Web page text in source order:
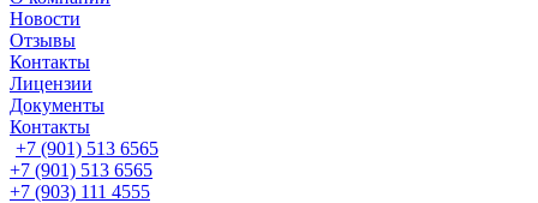
Новости
Отзывы
Контакты
Лицензии
Документы
Контакты
+7 (901) 513 6565
+7 (901) 513 6565
+7 (903) 111 4555